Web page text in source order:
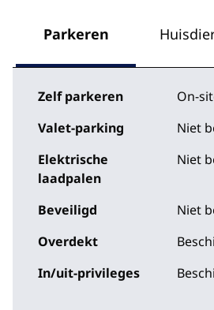
Parkeren
Zelf parkeren On-
Valet-parking
Niet
Elektrische
laadpalen
Niet
Beveiligd
Niet
Overdekt
In/uit-privileges